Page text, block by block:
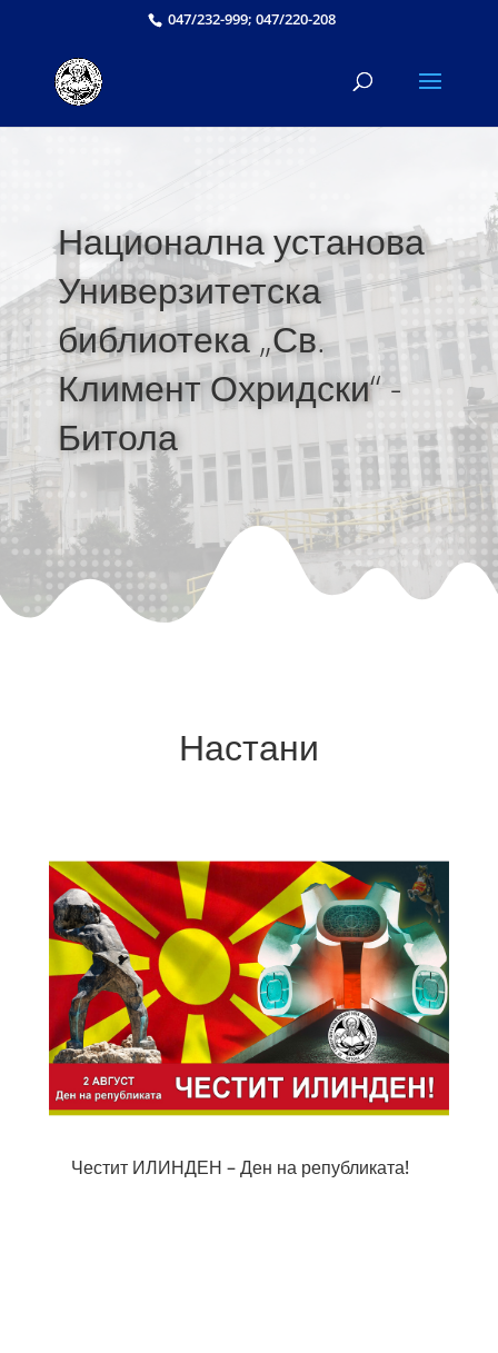
047/232-999; 047/220-208
Национална установа
Универзитетска
библиотека „Св.
Климент Охридски“ -
Битола
Настани
Честит ИЛИНДЕН – Ден на републиката!